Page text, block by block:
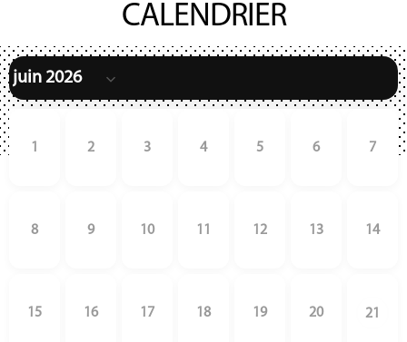
CALENDRIER
1 2 3 4 5 6 7
8 9 10 11 12 13 14
15 16 17 18 19 20 21